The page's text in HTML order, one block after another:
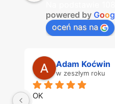
powered by Goog
oceń nas na
Adam Koćwin
w zeszłym roku
OK